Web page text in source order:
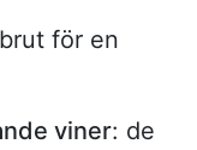
för en
viner: de